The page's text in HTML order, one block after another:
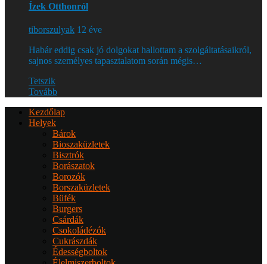
Ízek Otthonról
tiborszulyak 12 éve
Habár eddig csak jó dolgokat hallottam a szolgáltatásaikról,
sajnos személyes tapasztalatom során mégis…
Tetszik
Tovább
Kezdőlap
Helyek
Bárok
Bioszaküzletek
Bisztrók
Borászatok
Borozók
Borszaküzletek
Büfék
Burgers
Csárdák
Csokoládézók
Cukrászdák
Édességboltok